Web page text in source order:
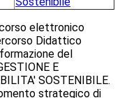
elettronico
Didattico
del
E
SOSTENIBILE.
strategico di